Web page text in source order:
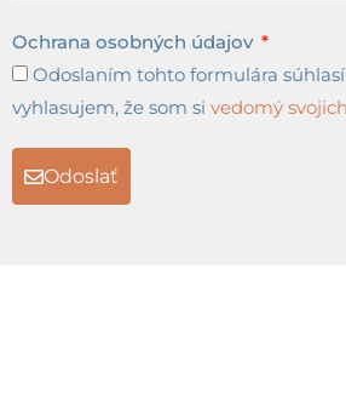
Ochrana osobných údajov
Odoslaním tohto formulára
vyhlasujem, že som si vedomý
Odoslať